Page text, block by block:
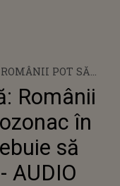
POT SĂ
RATE. CE SUMĂ
TREBUIE SĂ PLĂTEASCĂ LUNAR - AUDIO
Românii
în
să
AUDIO